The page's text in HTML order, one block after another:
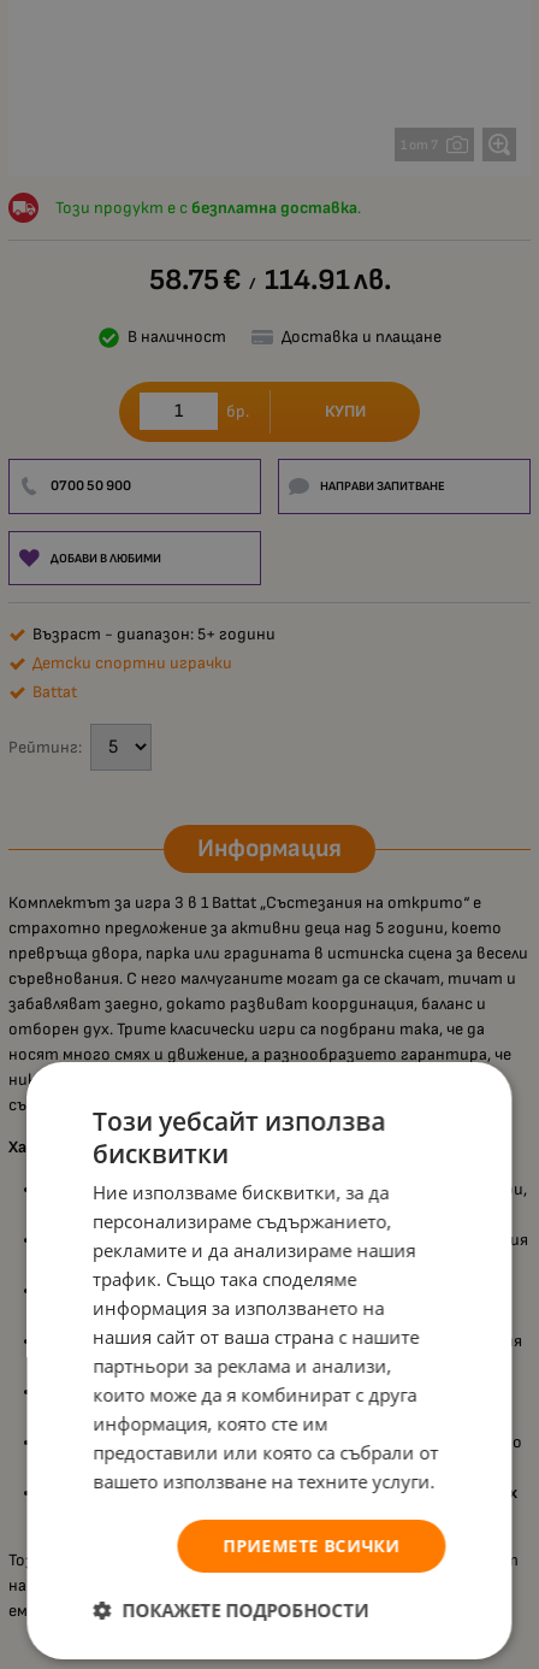
1 от 7
Този продукт е с безплатна доставка.
58.75€ / 114.91лв.
В наличност Доставка и плащане
бр. КУПИ
0700 50 900 НАПРАВИ ЗАПИТВАНЕ
ДОБАВИ В ЛЮБИМИ
Възраст - диапазон: 5+ години
Детски спортни играчки
Battat
Рейтинг:
Информация
Комплектът за игра 3 в 1 Battat „Състезания на открито“ е
страхотно предложение за активни деца над 5 години, което
превръща двора, парка или градината в истинска сцена за весели
съревнования. С него малчуганите могат да се скачат, тичат и
забавляват заедно, докато развиват координация, баланс и
отборен дух. Трите класически игри са подбрани така, че да
носят много смях и движение, а разнообразието гарантира, че
никой няма да скучае – идеално за рождени дни, семейни
събирания или летни игри с приятели.
Характеристики:
Подходящ за децанад 5 години, като предлага активни игри,
съобразени с възрастта и енергията им;
Комплект
с общо
, за разнообразни състезания
и групова игра;
Скачане с чували “, която насърчава бързина, баланс и
много весели падания без притеснение;
3 крака“ селастични ленти, която учи на координация
със съотборник и отборна работа;
Яйце в лъжица “, която развива концентрация и фин
контрол на движенията, за да не падне „яйцето“;
Подходящ за
, като насърчава движението
и социалното общуване;
Стимулиракоординацията, балансаисъревнователния дух
по забавен и безопасен начин.
Този комплект е чудесен избор за деца, които обичат да играят
навън – носи много движение, смях и истински състезателни
емоции в компанията на приятели и семейство.
Този уебсайт използва
бисквитки
Ние използваме бисквитки, за да
персонализираме съдържанието,
рекламите и да анализираме нашия
трафик. Също така споделяме
информация за използването на
нашия сайт от ваша страна с нашите
партньори за реклама и анализи,
които може да я комбинират с друга
информация, която сте им
предоставили или която са събрали от
вашето използване на техните услуги.
ПРИЕМЕТЕ ВСИЧКИ
ПОКАЖЕТЕ ПОДРОБНОСТИ